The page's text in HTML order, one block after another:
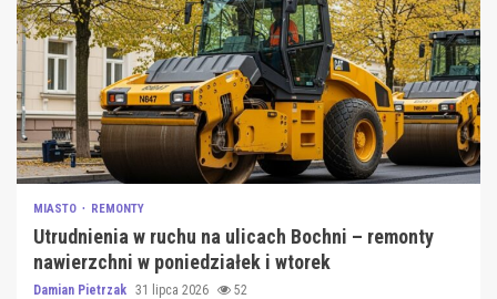
MIASTO REMONTY
Utrudnienia w ruchu na ulicach Bochni – remonty
nawierzchni w poniedziałek i wtorek
Damian Pietrzak 31 lipca 2026 52